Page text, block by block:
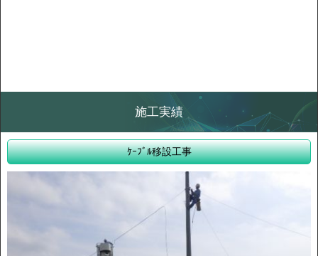
施工実績
ｹｰﾌﾞﾙ移設工事